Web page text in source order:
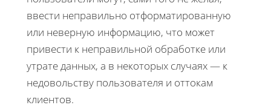
ввести неправильно отформатированную
или неверную информацию, что может
привести к неправильной обработке или
утрате данных, а в некоторых случаях — к
недовольству пользователя и оттокам
клиентов.